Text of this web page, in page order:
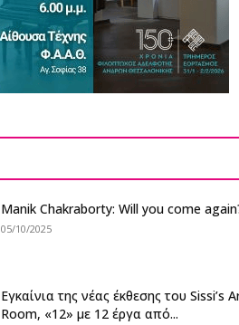
Manik Chakraborty: Will you come
05/10/2025
Εγκαίνια της νέας έκθεσης του Sissi’s
Room, «12» με 12 έργα από...